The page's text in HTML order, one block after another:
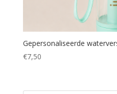
Gepersonaliseerde
€7,50